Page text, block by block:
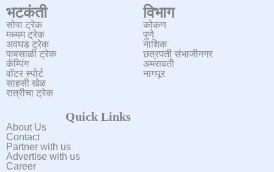
भटकंती
सोपा ट्रेक
मध्यम ट्रेक
अवघड ट्रेक
पावसाळी ट्रेक
कॅम्पिंग
वॉटर स्पोर्ट
साहसी खेळ
रात्रीचा ट्रेक
विभाग
कोकण
पुणे
नाशिक
छत्रपती संभाजीनगर
अमरावती
नागपूर
Quick Links
About Us
Contact
Partner with us
Advertise with us
Career